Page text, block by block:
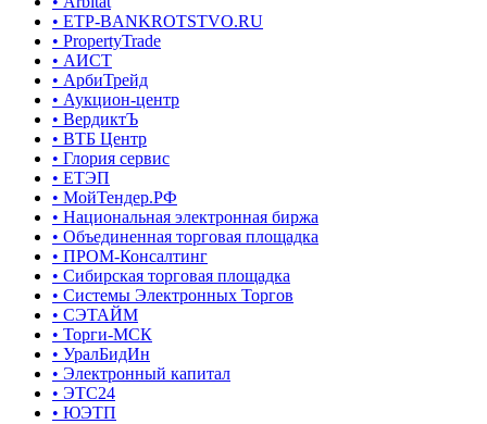
• ETP-BANKROTSTVO.RU
• PropertyTrade
• АИСТ
• АрбиТрейд
• Аукцион-центр
• ВердиктЪ
• ВТБ Центр
• Глория сервис
• ЕТЭП
• МойТендер.РФ
• Национальная электронная биржа
• Объединенная торговая площадка
• ПРОМ-Консалтинг
• Сибирская торговая площадка
• Системы Электронных Торгов
• СЭТАЙМ
• Торги-МСК
• УралБидИн
• Электронный капитал
• ЭТС24
• ЮЭТП